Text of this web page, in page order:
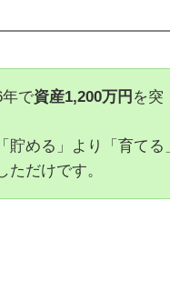
で資産1,200万円 を突
貯める」より「育てる
ただけです。